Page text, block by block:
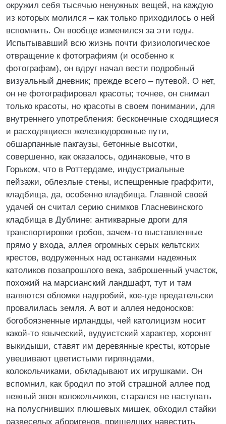
окружил себя тысячью ненужных вещей, на каждую
из которых молился – как только приходилось о ней
вспомнить. Он вообще изменился за эти годы.
Испытывавший всю жизнь почти физиологическое
отвращение к фотографиям (и особенно к
фотографам), он вдруг начал вести подробный
визуальный дневник; прежде всего – путевой. О нет,
он не фотографировал красоты; точнее, он снимал
только красоты, но красоты в своем понимании, для
внутреннего употребления: бесконечные сходящиеся
и расходящиеся железнодорожные пути,
обшарпанные пакгаузы, бетонные высотки,
совершенно, как оказалось, одинаковые, что в
Горьком, что в Роттердаме, индустриальные
пейзажи, облезлые стены, испещренные граффити,
кладбища, да, особенно кладбища. Главной своей
удачей он считал серию снимков Гласневинского
кладбища в Дублине: антикварные дроги для
транспортировки гробов, зачем-то выставленные
прямо у входа, аллея огромных серых кельтских
крестов, водруженных над останками надежных
католиков позапрошлого века, заброшенный участок,
похожий на марсианский ландшафт, тут и там
валяются обломки надгробий, кое-где предательски
провалилась земля. А вот и аллея недоносков:
богобоязненные ирландцы, чей католицизм носит
какой-то языческий, вудуистский характер, хоронят
выкидыши, ставят им деревянные кресты, которые
увешивают цветистыми гирляндами,
колокольчиками, обкладывают их игрушками. Он
вспомнил, как бродил по этой страшной аллее под
нежный звон колокольчиков, старался не наступать
на полусгнивших плюшевых мишек, обходил стайки
развеселых аборигенов, пришедших навестить